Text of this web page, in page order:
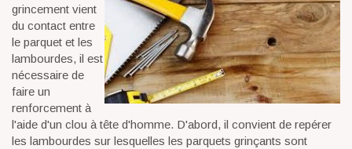
grincement vient
du contact entre
le parquet et les
lambourdes, il est
nécessaire de
faire un
renforcement à
l'aide d'un clou à tête d'homme. D'abord, il convient de repérer
les lambourdes sur lesquelles les parquets grinçants sont